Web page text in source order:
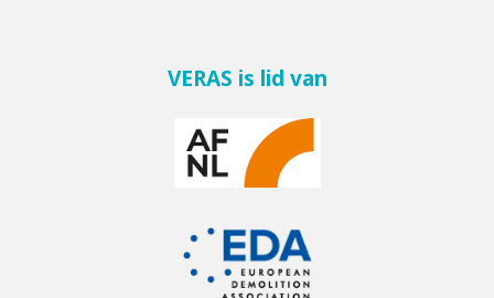
VERAS is lid van